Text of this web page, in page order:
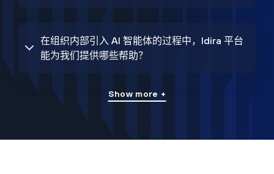
在组织内部引入 AI 智能体的过程中，Idira 平台
能为我们提供哪些帮助？
Show more +